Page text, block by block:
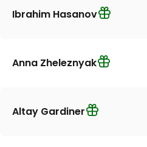
Ibrahim Hasanov
Anna Zheleznyak
Altay Gardiner